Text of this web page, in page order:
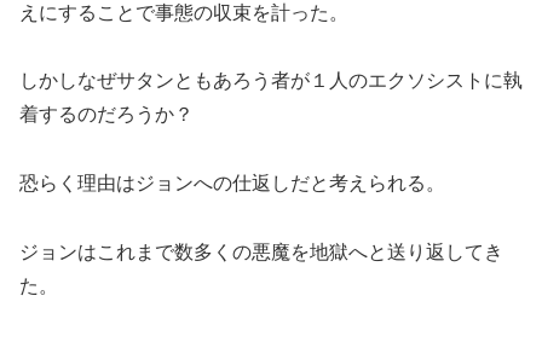
えにすることで事態の収束を計った。
しかしなぜサタンともあろう者が１人のエクソシストに執
着するのだろうか？
恐らく理由はジョンへの仕返しだと考えられる。
ジョンはこれまで数多くの悪魔を地獄へと送り返してき
た。